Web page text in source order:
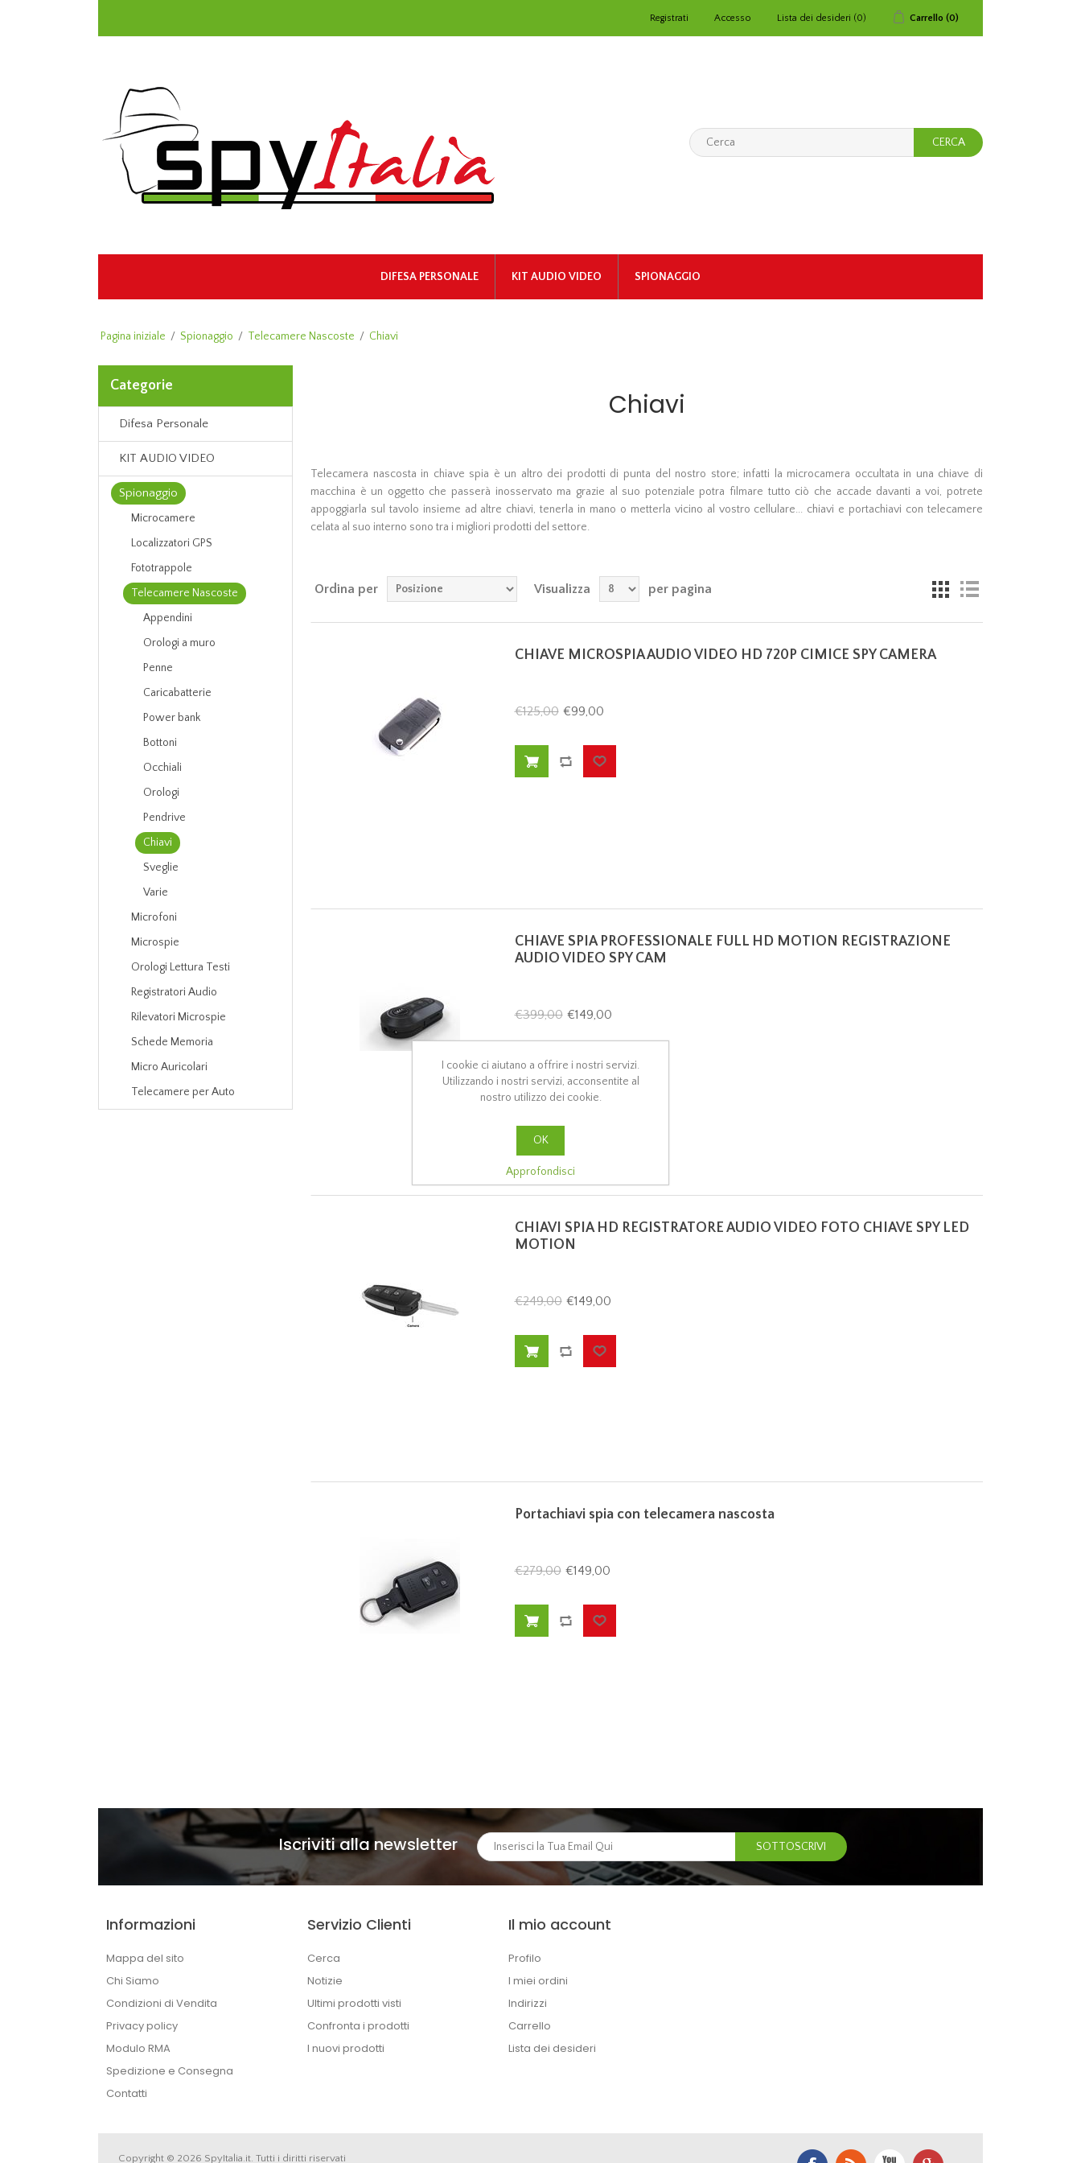
Registrati Accesso Lista dei desideri (0) Carrello (0)
DIFESA PERSONALE KIT AUDIO VIDEO SPIONAGGIO
Pagina iniziale / Spionaggio / Telecamere Nascoste / Chiavi
Categorie
Difesa Personale
KIT AUDIO VIDEO
Spionaggio
Microcamere
Localizzatori GPS
Fototrappole
Telecamere Nascoste
Appendini
Orologi a muro
Penne
Caricabatterie
Power bank
Bottoni
Occhiali
Orologi
Pendrive
Chiavi
Sveglie
Varie
Microfoni
Microspie
Orologi Lettura Testi
Registratori Audio
Rilevatori Microspie
Schede Memoria
Micro Auricolari
Telecamere per Auto
Chiavi
Telecamera nascosta in chiave spia è un altro dei prodotti di punta del nostro store; infatti la microcamera occultata in una chiave di
macchina è un oggetto che passerà inosservato ma grazie al suo potenziale potra filmare tutto ciò che accade davanti a voi, potrete
appoggiarla sul tavolo insieme ad altre chiavi, tenerla in mano o metterla vicino al vostro cellulare... chiavi e portachiavi con telecamere
celata al suo interno sono tra i migliori prodotti del settore.
Ordina per Visualizza per pagina
CHIAVE MICROSPIA AUDIO VIDEO HD 720P CIMICE SPY CAMERA
€125,00 €99,00
CHIAVE SPIA PROFESSIONALE FULL HD MOTION REGISTRAZIONE
AUDIO VIDEO SPY CAM
€399,00 €149,00
CHIAVI SPIA HD REGISTRATORE AUDIO VIDEO FOTO CHIAVE SPY LED
MOTION
€249,00 €149,00
Portachiavi spia con telecamera nascosta
€279,00 €149,00
Iscriviti alla newsletter
Informazioni
Mappa del sito
Chi Siamo
Condizioni di Vendita
Privacy policy
Modulo RMA
Spedizione e Consegna
Contatti
Servizio Clienti
Cerca
Notizie
Ultimi prodotti visti
Confronta i prodotti
I nuovi prodotti
Il mio account
Profilo
I miei ordini
Indirizzi
Carrello
Lista dei desideri
Copyright © 2026 SpyItalia.it. Tutti i diritti riservati
I cookie ci aiutano a offrire i nostri servizi.
Utilizzando i nostri servizi, acconsentite al
nostro utilizzo dei cookie.
OK
Approfondisci